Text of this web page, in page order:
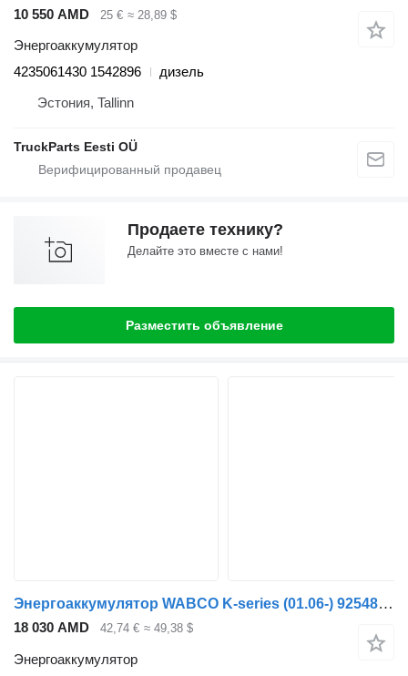
10 550 AMD 25 € ≈ 28,89 $
Энергоаккумулятор
4235061430 1542896
дизель
Эстония, Tallinn
TruckParts Eesti OÜ
Продаете технику?
Делайте это вместе с нами!
Разместить объявление
Энергоаккумулятор WABCO K-series (01.06-) 9254813130 для автобуса Scania K,N,F-series bus (2006-)
18 030 AMD 42,74 € ≈ 49,38 $
Энергоаккумулятор